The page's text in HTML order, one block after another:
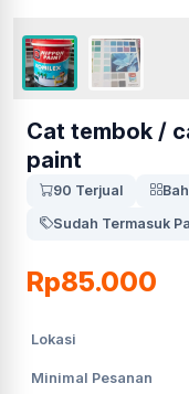
Cat tembok /
paint
90 Terjual
Sudah Termasuk
Rp85.000
Lokasi
Minimal Pesanan